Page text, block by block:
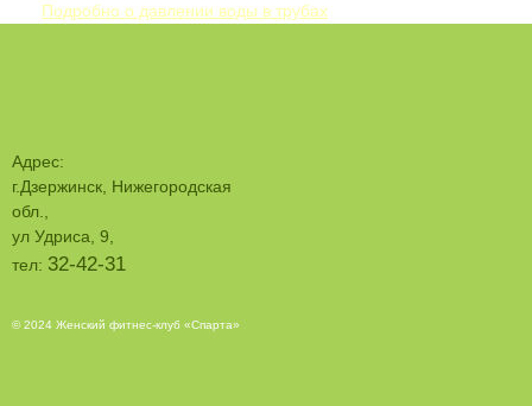
Подробно о давлении воды в трубах
Адрес:
г.Дзержинск, Нижегородская
обл.,
ул Удриса, 9,
тел: 32-42-31
© 2024 Женский фитнес-клуб «Спарта»